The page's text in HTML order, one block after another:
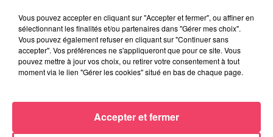
Terres en fêtes (JA 53) les 15 et 16 août
Vous pouvez accepter en cliquant sur "Accepter et fermer", ou affiner en
sélectionnant les finalités et/ou partenaires dans "Gérer mes choix".
Vous pouvez également refuser en cliquant sur "Continuer sans
accepter". Vos préférences ne s'appliqueront que pour ce site. Vous
pouvez mettre à jour vos choix, ou retirer votre consentement à tout
moment via le lien "Gérer les cookies" situé en bas de chaque page.
Accepter et fermer